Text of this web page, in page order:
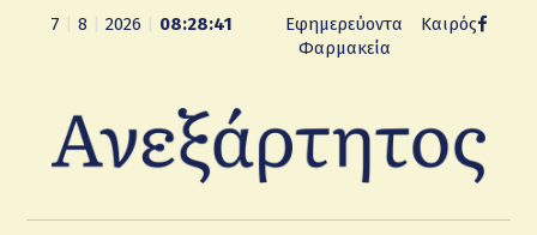
7 8 2026 08:28:42
Εφημερεύοντα
Φαρμακεία
Καιρός